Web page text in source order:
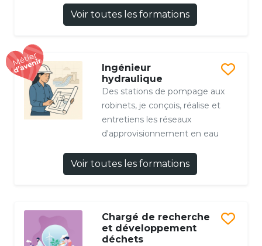
Voir toutes les formations
Ingénieur
hydraulique
Des stations de pompage aux
robinets, je conçois, réalise et
entretiens les réseaux
d'approvisionnement en eau
Voir toutes les formations
Chargé de recherche
et développement
déchets